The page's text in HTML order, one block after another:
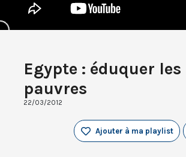
Egypte : éduquer
pauvres
22/03/2012
Ajouter à ma playlist